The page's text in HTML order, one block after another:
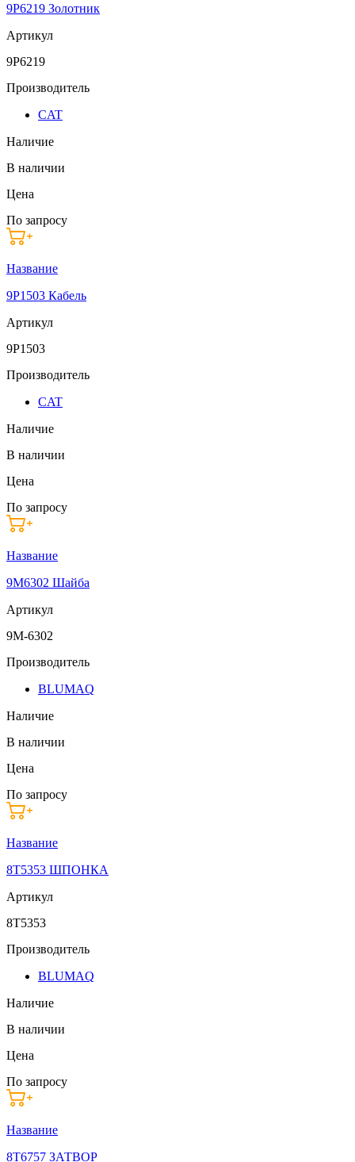
9P6219 Золотник
Артикул
9P6219
Производитель
CAT
Наличие
В наличии
Цена
По запросу
Название
9P1503 Кабель
Артикул
9P1503
Производитель
CAT
Наличие
В наличии
Цена
По запросу
Название
9M6302 Шайба
Артикул
9M-6302
Производитель
BLUMAQ
Наличие
В наличии
Цена
По запросу
Название
8T5353 ШПОНКА
Артикул
8T5353
Производитель
BLUMAQ
Наличие
В наличии
Цена
По запросу
Название
8T6757 ЗАТВОР